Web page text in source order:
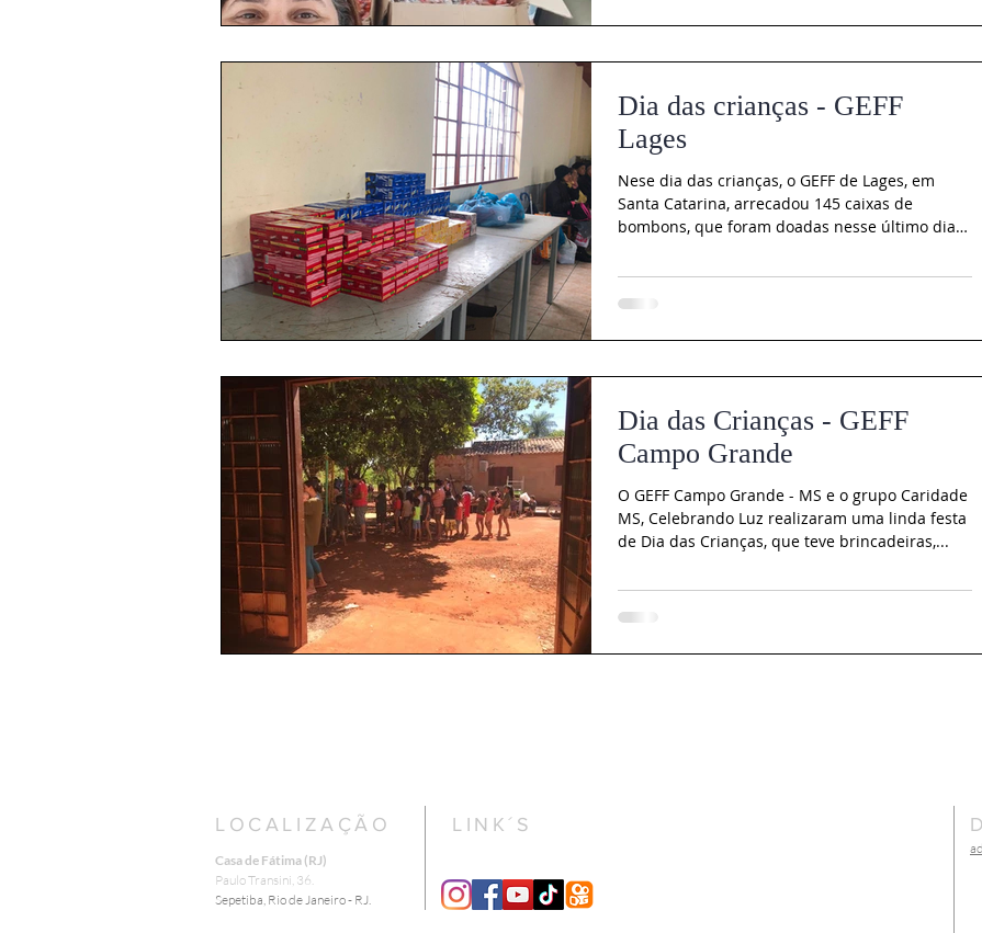
Dia das crianças - GEFF
Lages
Nese dia das crianças, o GEFF de Lages, em
Santa Catarina, arrecadou 145 caixas de
bombons, que foram doadas nesse último dia
Dia das Crianças - GEFF
Campo Grande
O GEFF Campo Grande - MS e o grupo Caridade
MS, Celebrando Luz realizaram uma linda festa
de Dia das Crianças, que teve brincadeiras,...
LOCALIZAÇÃO
Casa de Fátima (RJ)
​Paulo Transini, 36.
Sepetiba, Rio de Janeiro - RJ.
LINK´S